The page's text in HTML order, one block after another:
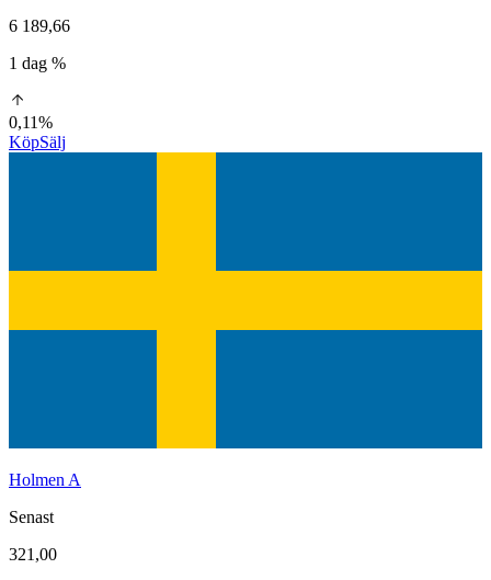
6 189,66
1 dag %
0,11%
KöpSälj
Holmen A
Senast
321,00